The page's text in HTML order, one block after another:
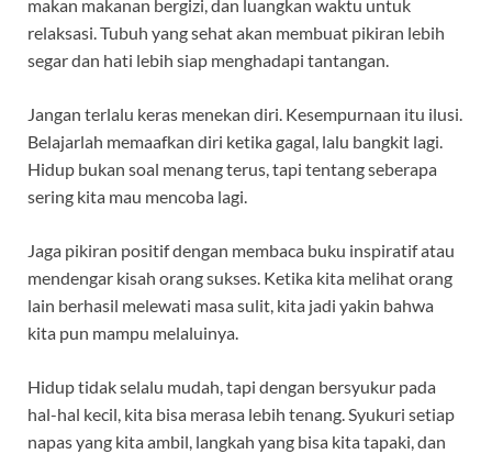
makan makanan bergizi, dan luangkan waktu untuk
relaksasi. Tubuh yang sehat akan membuat pikiran lebih
segar dan hati lebih siap menghadapi tantangan.
Jangan terlalu keras menekan diri. Kesempurnaan itu ilusi.
Belajarlah memaafkan diri ketika gagal, lalu bangkit lagi.
Hidup bukan soal menang terus, tapi tentang seberapa
sering kita mau mencoba lagi.
Jaga pikiran positif dengan membaca buku inspiratif atau
mendengar kisah orang sukses. Ketika kita melihat orang
lain berhasil melewati masa sulit, kita jadi yakin bahwa
kita pun mampu melaluinya.
Hidup tidak selalu mudah, tapi dengan bersyukur pada
hal-hal kecil, kita bisa merasa lebih tenang. Syukuri setiap
napas yang kita ambil, langkah yang bisa kita tapaki, dan